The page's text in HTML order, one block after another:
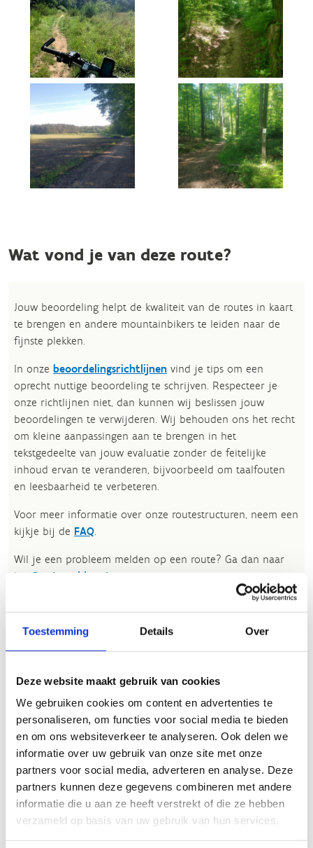
Toestemming Details Over
Deze website maakt gebruik van cookies
We gebruiken cookies om content en advertenties te
personaliseren, om functies voor social media te bieden
en om ons websiteverkeer te analyseren. Ook delen we
informatie over uw gebruik van onze site met onze
partners voor social media, adverteren en analyse. Deze
partners kunnen deze gegevens combineren met andere
informatie die u aan ze heeft verstrekt of die ze hebben
verzameld op basis van uw gebruik van hun services.
Wat vond je van deze route?
Jouw beoordeling helpt de kwaliteit van de routes in kaart
te brengen en andere mountainbikers te leiden naar de
fijnste plekken.
In onze beoordelingsrichtlijnen vind je tips om een
oprecht nuttige beoordeling te schrijven. Respecteer je
onze richtlijnen niet, dan kunnen wij beslissen jouw
beoordelingen te verwijderen. Wij behouden ons het recht
om kleine aanpassingen aan te brengen in het
tekstgedeelte van jouw evaluatie zonder de feitelijke
inhoud ervan te veranderen, bijvoorbeeld om taalfouten
en leesbaarheid te verbeteren.​
Voor meer informatie over onze routestructuren, neem een
kijkje bij de FAQ.
Wil je een probleem melden op een route? Ga dan naar
het Routemeldpunt
ALGEMENE BEOORDELING *
slecht goed
FYSIEKE INSPANNING
licht zwaar
TECHNISCHE MOEILIJKHEIDSGRAAD